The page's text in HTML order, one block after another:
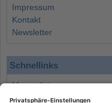
Impressum
Kontakt
Newsletter
Schnellinks
Monatsliste
Angebote